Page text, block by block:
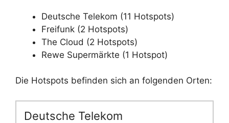
Deutsche Telekom (11 Hotspots)
Freifunk (2 Hotspots)
The Cloud (2 Hotspots)
Rewe Supermärkte (1 Hotspot)
Die Hotspots befinden sich an folgenden Orten:
Deutsche Telekom